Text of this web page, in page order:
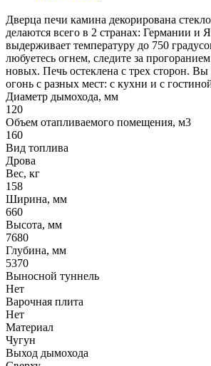
Дверца печи камина декорирована
делаются всего в 2 странах: Германии и
выдерживает температуру до 750
любуетесь огнем, следите за
новых. Печь остеклена с трех сторон. Вы
огонь с разных мест: с кухни и с
Диаметр дымохода, мм
120
Объем отапливаемого помещения, м3
160
Вид топлива
Дрова
Вес, кг
158
Ширина, мм
660
Высота, мм
7680
Глубина, мм
5370
Выносной туннель
Нет
Варочная плита
Нет
Материал
Чугун
Выход дымохода